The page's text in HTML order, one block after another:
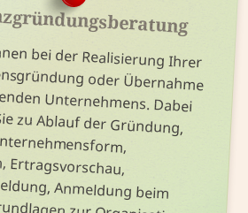
bei der Realisierung Ihrer
oder Übernahme
Unternehmens. Dabei
zu Ablauf der Gründung,
Unternehmensform,
Ertragsvorschau,
Anmeldung beim
zur Organisation